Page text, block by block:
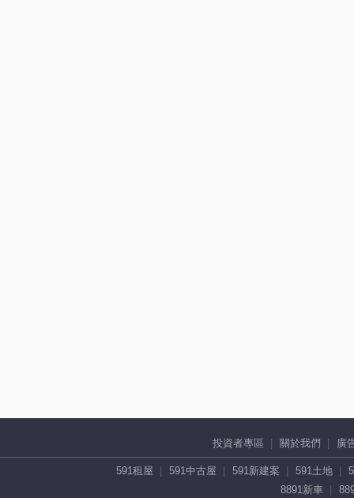
投資者專區 關於我們 廣
591租屋 591中古屋 591新建案 591土地
8891新車